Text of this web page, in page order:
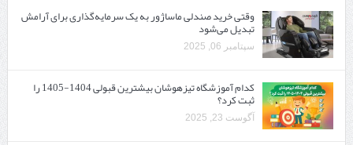
وقتی خرید صندلی ماساژور به یک سرمایه‌گذاری برای آرامش
تبدیل می‌شود
سپتامبر 06, 2025
کدام آموزشگاه تیزهوشان بیشترین قبولی 1404-1405 را
ثبت کرد؟
آگوست 23, 2025